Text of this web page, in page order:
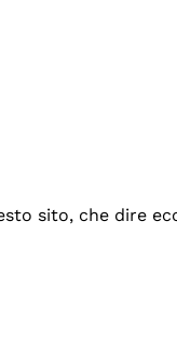
sito, che dire